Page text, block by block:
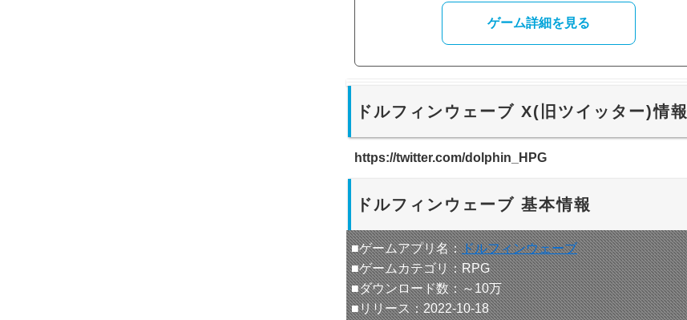
ゲーム詳細を見る
ドルフィンウェーブ X(旧ツイッター)情報
https://twitter.com/dolphin_HPG
ドルフィンウェーブ 基本情報
■ゲームアプリ名：ドルフィンウェーブ
■ゲームカテゴリ：RPG
■ダウンロード数：～10万
■リリース：2022-10-18